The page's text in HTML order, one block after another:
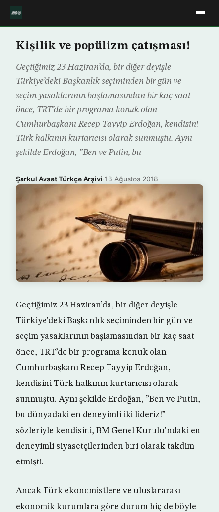
Kişilik ve popülizm çatışması!
Geçtiğimiz 23 Haziran’da, bir diğer deyişle
Türkiye’deki Başkanlık seçiminden bir gün ve
seçim yasaklarının başlamasından bir kaç saat
önce, TRT’de bir programa konuk olan
Cumhurbaşkanı Recep Tayyip Erdoğan, kendisini
Türk halkının kurtarıcısı olarak sunmuştu. Aynı
şekilde Erdoğan, ”Ben ve Putin, bu
Şarkul Avsat Türkçe Arşivi·18 Ağustos 2018
Geçtiğimiz 23 Haziran’da, bir diğer deyişle
Türkiye’deki Başkanlık seçiminden bir gün ve
seçim yasaklarının başlamasından bir kaç saat
önce, TRT’de bir programa konuk olan
Cumhurbaşkanı Recep Tayyip Erdoğan,
kendisini Türk halkının kurtarıcısı olarak
sunmuştu. Aynı şekilde Erdoğan, ”Ben ve Putin,
bu dünyadaki en deneyimli iki lideriz!”
sözleriyle kendisini, BM Genel Kurulu’ndaki en
deneyimli siyasetçilerinden biri olarak takdim
etmişti.
Ancak Türk ekonomistlere ve uluslararası
ekonomik kurumlara göre durum hiç de böyle